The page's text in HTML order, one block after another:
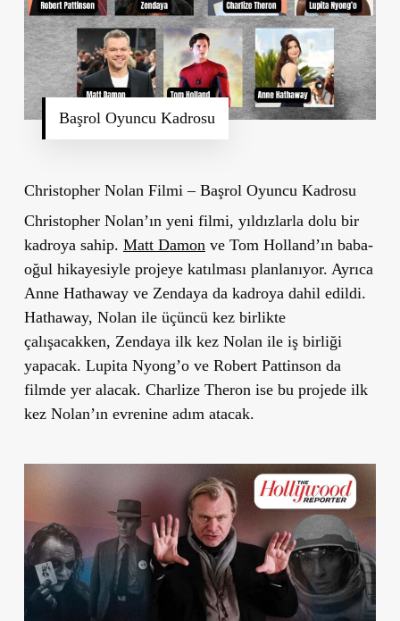
Başrol Oyuncu Kadrosu
Christopher Nolan Filmi – Başrol Oyuncu Kadrosu
Christopher Nolan’ın yeni filmi, yıldızlarla dolu bir
kadroya sahip. Matt Damon ve Tom Holland’ın baba-
oğul hikayesiyle projeye katılması planlanıyor. Ayrıca
Anne Hathaway ve Zendaya da kadroya dahil edildi.
Hathaway, Nolan ile üçüncü kez birlikte
çalışacakken, Zendaya ilk kez Nolan ile iş birliği
yapacak. Lupita Nyong’o ve Robert Pattinson da
filmde yer alacak. Charlize Theron ise bu projede ilk
kez Nolan’ın evrenine adım atacak.